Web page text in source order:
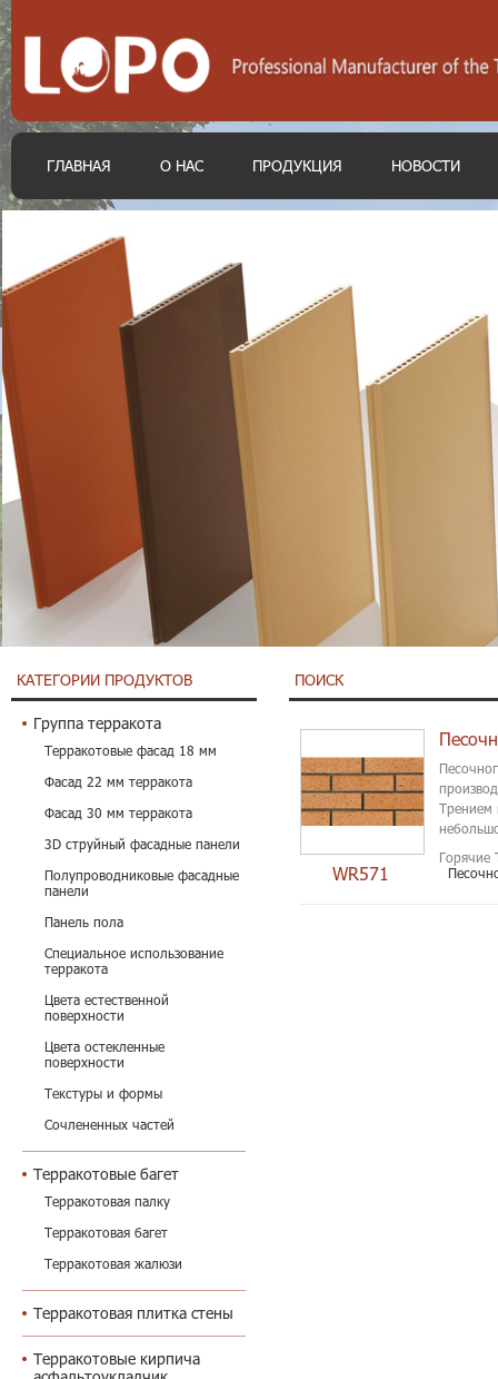
ГЛАВНАЯ О НАС ПРОДУКЦИЯ НОВОСТИ
КАТЕГОРИИ ПРОДУКТОВ
Группа терракота
Терракотовые фасад 18 мм
Фасад 22 мм терракота
Фасад 30 мм терракота
3D струйный фасадные панели
Полупроводниковые фасадные
панели
Панель пола
Специальное использование
терракота
Цвета естественной
поверхности
Цвета остекленные
поверхности
Текстуры и формы
Сочлененных частей
Терракотовые багет
Терракотовая палку
Терракотовая багет
Терракотовая жалюзи
Терракотовая плитка стены
Терракотовые кирпича
ПОИСК
WR571
Трением
Горячие